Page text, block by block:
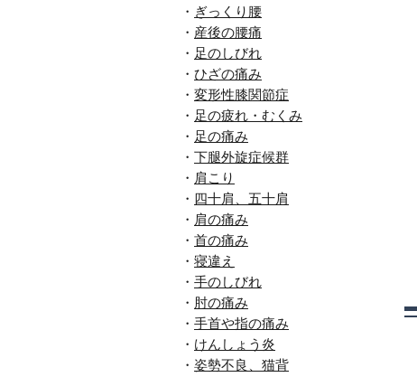
・ ぎっくり腰
・ 産後の腰痛
・ 足のしびれ
・ ひざの痛み
・ 変形性膝関節症
・ 足の疲れ・むくみ
・ 足の痛み
・ 下腿外旋症候群
・ 肩こり
・ 四十肩、五十肩
・ 肩の痛み
・ 首の痛み
・ 寝違え
・ 手のしびれ
・ 肘の痛み
・ 手首や指の痛み
・ けんしょう炎
・ 姿勢不良、猫背